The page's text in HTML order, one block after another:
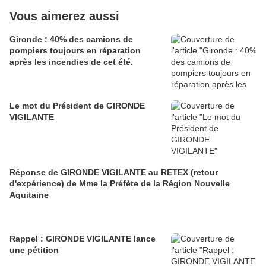
Vous aimerez aussi
Gironde : 40% des camions de
pompiers toujours en réparation
après les incendies de cet été.
Le mot du Président de GIRONDE
VIGILANTE
Réponse de GIRONDE VIGILANTE au RETEX (retour
d'expérience) de Mme la Préfète de la Région Nouvelle
Aquitaine
Rappel : GIRONDE VIGILANTE lance
une pétition